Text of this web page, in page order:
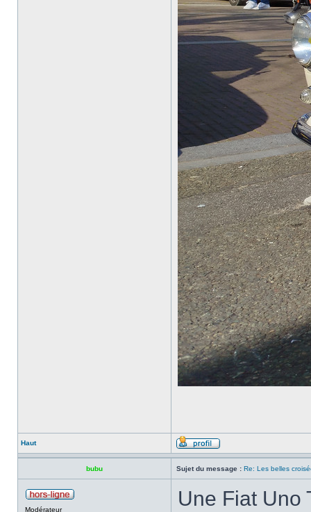
Haut
bubu Sujet du message : Re: Les belles
Modérateur Une Fiat Uno